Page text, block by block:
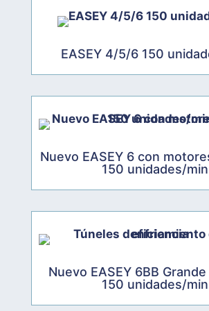
EASEY 4/5/6 150
Nuevo EASEY 6 con
150 unidades/min
Nuevo EASEY 6BB
150 unidades/min